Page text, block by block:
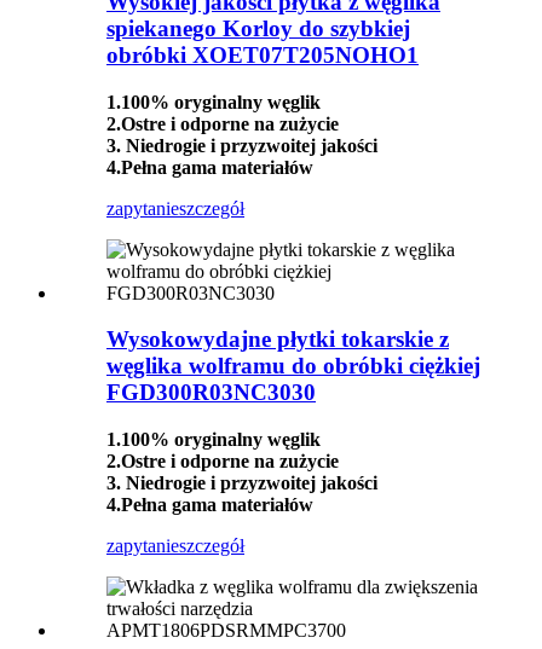
spiekanego Korloy do szybkiej
obróbki XOET07T205NOHO1
1.100% oryginalny węglik
2.Ostre i odporne na zużycie
3. Niedrogie i przyzwoitej jakości
4.Pełna gama materiałów
zapytanieszczegół
Wysokowydajne płytki tokarskie z
węglika wolframu do obróbki ciężkiej
FGD300R03NC3030
1.100% oryginalny węglik
2.Ostre i odporne na zużycie
3. Niedrogie i przyzwoitej jakości
4.Pełna gama materiałów
zapytanieszczegół